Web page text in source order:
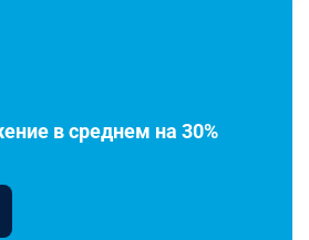
в среднем на 30%